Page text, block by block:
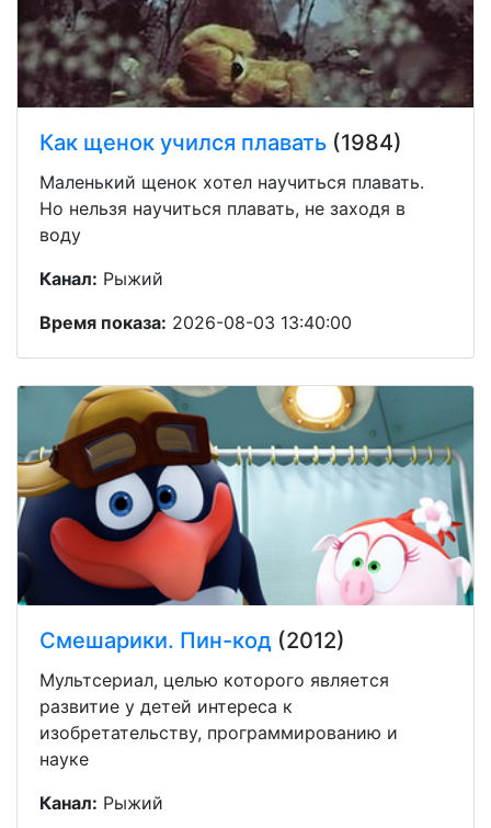
Как щенок учился плавать (1984)
Маленький щенок хотел научиться плавать.
Но нельзя научиться плавать, не заходя в
воду
Канал: Рыжий
Время показа: 2026-08-03 13:40:00
Смешарики. Пин-код (2012)
Мультсериал, целью которого является
развитие у детей интереса к
изобретательству, программированию и
науке
Канал: Рыжий